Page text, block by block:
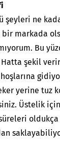
şeyleri ne
markada
Bu
şekil
yerine tuz
Üstelik
oldukça